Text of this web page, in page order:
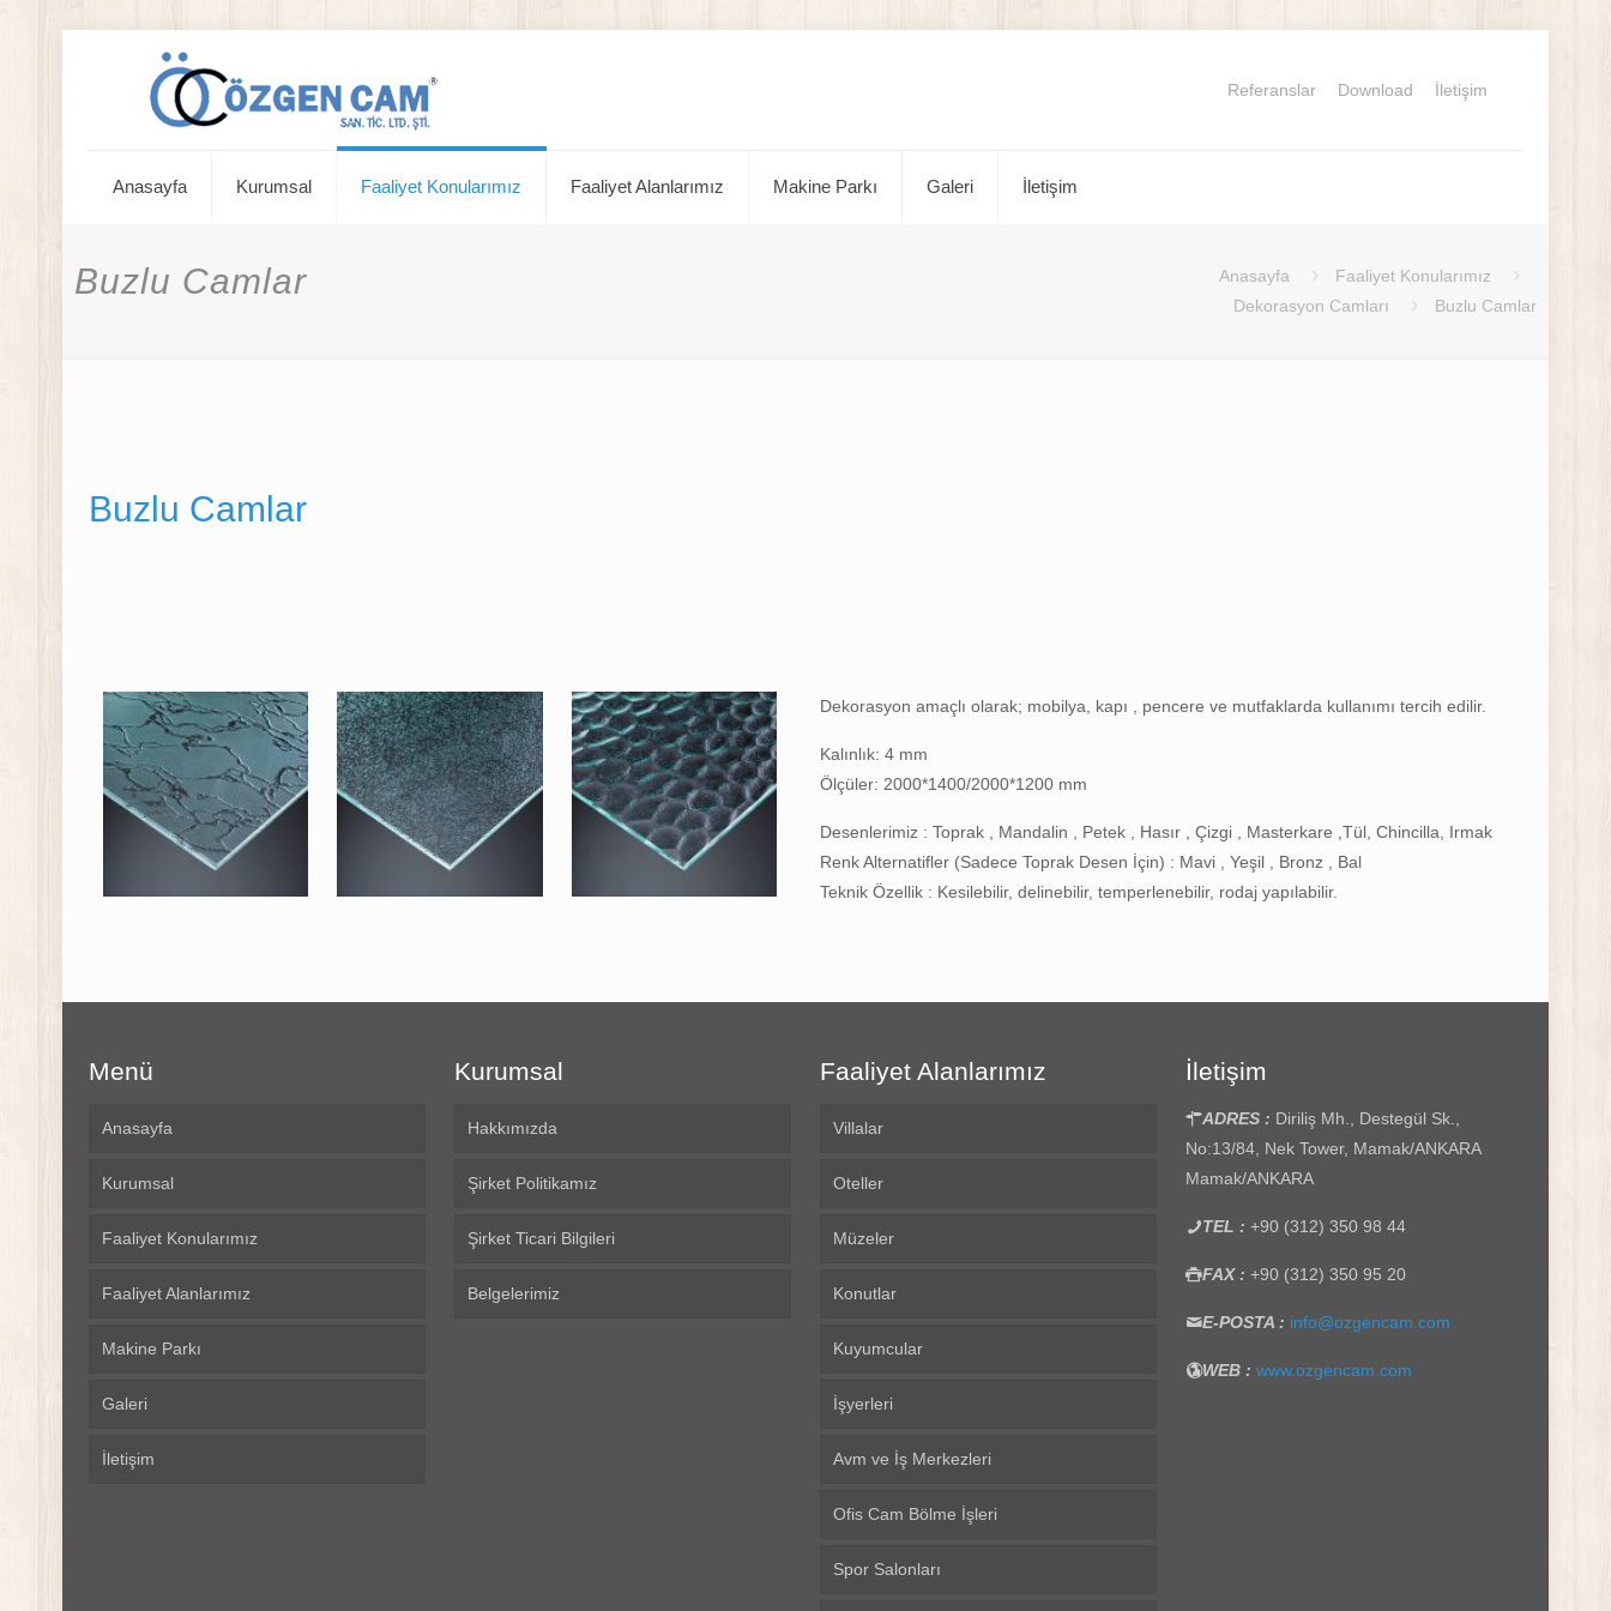
Anasayfa Kurumsal Faaliyet Konularımız Faaliyet Alanlarımız Makine Parkı Galeri İletişim
Referanslar Download İletişim
Buzlu Camlar Anasayfa
Faaliyet Konularımız
Dekorasyon Camları
Buzlu Camlar
Buzlu Camlar
Dekorasyon amaçlı olarak; mobilya, kapı , pencere ve mutfaklarda kullanımı tercih edilir.
Kalınlık: 4 mm
Ölçüler: 2000*1400/2000*1200 mm
Desenlerimiz : Toprak , Mandalin , Petek , Hasır , Çizgi , Masterkare ,Tül, Chincilla, Irmak
Renk Alternatifler (Sadece Toprak Desen İçin) : Mavi , Yeşil , Bronz , Bal
Teknik Özellik : Kesilebilir, delinebilir, temperlenebilir, rodaj yapılabilir.
Menü
Anasayfa
Kurumsal
Faaliyet Konularımız
Faaliyet Alanlarımız
Makine Parkı
Galeri
İletişim
Kurumsal
Hakkımızda
Şirket Politikamız
Şirket Ticari Bilgileri
Belgelerimiz
Faaliyet Alanlarımız
Villalar
Oteller
Müzeler
Konutlar
Kuyumcular
İşyerleri
Avm ve İş Merkezleri
Ofis Cam Bölme İşleri
Spor Salonları
İletişim
ADRES : Diriliş Mh., Destegül Sk.,
No:13/84, Nek Tower, Mamak/ANKARA
Mamak/ANKARA
TEL : +90 (312) 350 98 44
FAX : +90 (312) 350 95 20
E-POSTA : info@ozgencam.com
WEB : www.ozgencam.com